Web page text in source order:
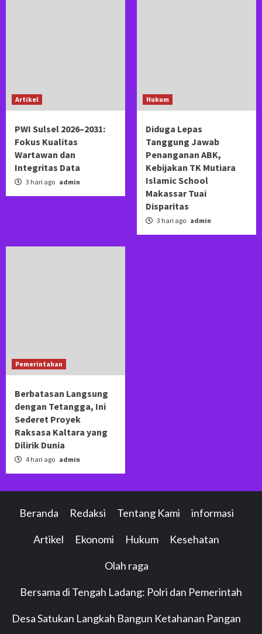
Artikel
PWI Sulsel 2026–2031:
Fokus Kualitas
Wartawan dan
Integritas Data
3 hari ago admin
Hukum
Diduga Lepas
Tanggung Jawab
Penanganan ABK,
Kebijakan TK Mutiara
Islamic School
Makassar Tuai
Disparitas
3 hari ago admin
Pemerintahan
Berbatasan Langsung
dengan Tetangga, Ini
Sederet Proyek
Raksasa Kaltara yang
Dilirik Dunia
4 hari ago admin
Beranda Redaksi Tentang Kami informasi
Artikel Ekonomi Hukum Kesehatan
Olah raga
Bersama di Tengah Ladang: Polri dan Pemerintah
Desa Satukan Langkah Bangun Ketahanan Pangan